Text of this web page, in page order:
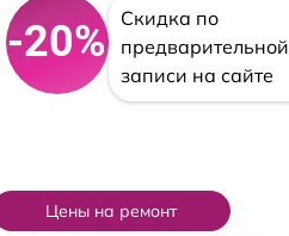
-20%
Скидка по
предварительной
записи на сайте
Цены на ремонт